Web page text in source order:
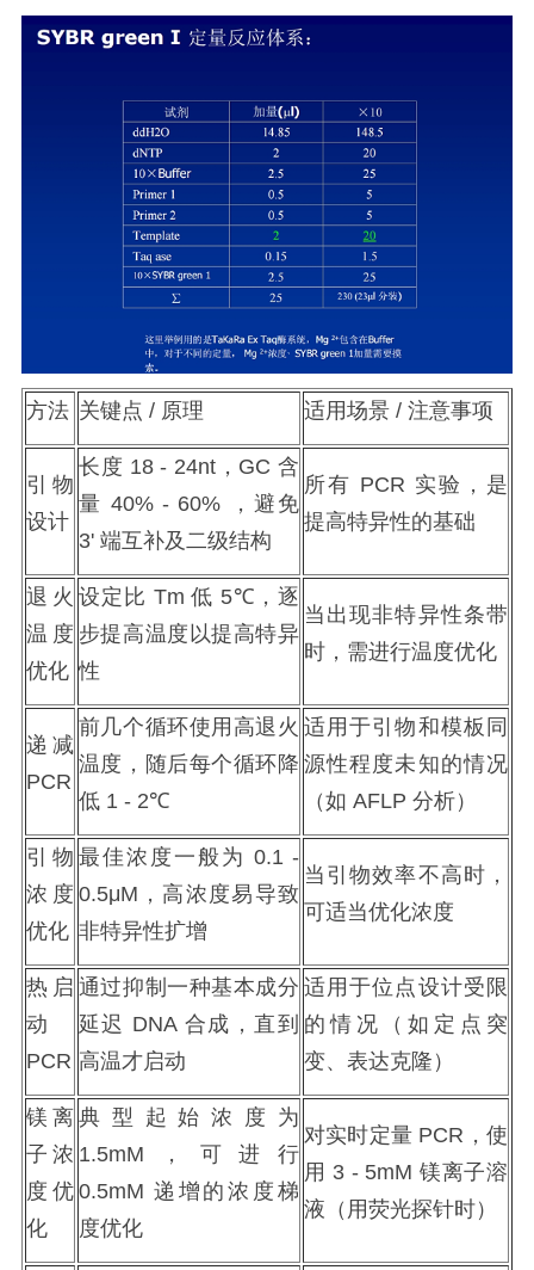
方法 关键点 / 原理 适用场景/ 注意事项
引物
设计
长度 18 - 24nt ， GC 含
量40% - 60%
，避免
3' 端互补及二级结构
所有 PCR 实验，是
提高特异性的基础
退火
温度
优化
设定比 Tm低 5℃ ，逐
步提高温度以提高特异
性
当出现非特异性条带
时，需进行温度优化
递减
PCR
前几个循环使用高退火
温度，随后每个循环降
低1 - 2℃
适用于引物和模板同
源性程度未知的情况
（如 AFLP 分析）
引物
浓度
优化
最佳浓度一般为 0.1 -
0.5μM ，高浓度易导致
非特异性扩增
当引物效率不高时，
可适当优化浓度
热启
动
PCR
通过抑制一种基本成分
延迟 DNA 合成，直到
高温才启动
适用于位点设计受限
的情况（如定点突
变、表达克隆）
镁离
子浓
度优
化
典型起始浓度为
1.5mM ，可进行
0.5mM 递增的浓度梯
度优化
对实时定量 PCR ，使
用 3 - 5mM镁离子溶
液（用荧光探针时）